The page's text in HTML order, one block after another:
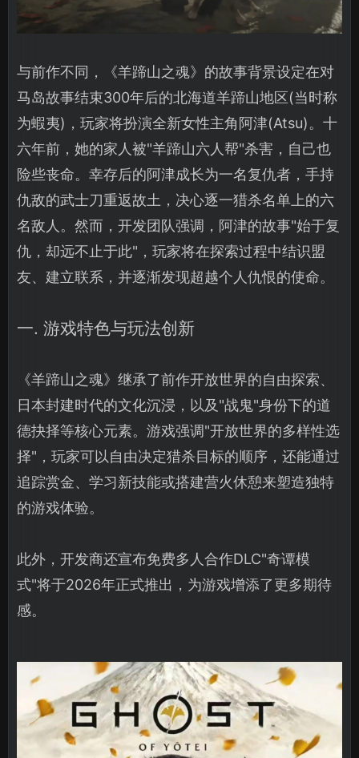
与前作不同，《羊蹄山之魂》的故事背景设定在对
马岛故事结束300年后的北海道羊蹄山地区(当时称
为蝦夷)，玩家将扮演全新女性主角阿津(Atsu)。十
六年前，她的家人被"羊蹄山六人帮"杀害，自己也
险些丧命。幸存后的阿津成长为一名复仇者，手持
仇敌的武士刀重返故土，决心逐一猎杀名单上的六
名敌人。然而，开发团队强调，阿津的故事"始于复
仇，却远不止于此"，玩家将在探索过程中结识盟
友、建立联系，并逐渐发现超越个人仇恨的使命。
一. 游戏特色与玩法创新
《羊蹄山之魂》继承了前作开放世界的自由探索、
日本封建时代的文化沉浸，以及"战鬼"身份下的道
德抉择等核心元素。游戏强调"开放世界的多样性选
择"，玩家可以自由决定猎杀目标的顺序，还能通过
追踪赏金、学习新技能或搭建营火休憩来塑造独特
的游戏体验。
此外，开发商还宣布免费多人合作DLC"奇谭模
式"将于2026年正式推出，为游戏增添了更多期待
感。